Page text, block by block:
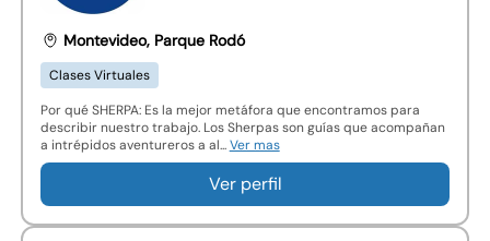
Montevideo, Parque Rodó
Clases Virtuales
Por qué SHERPA: Es la mejor metáfora que encontramos para
describir nuestro trabajo. Los Sherpas son guías que acompañan
a intrépidos aventureros a al...Ver mas
Ver perfil